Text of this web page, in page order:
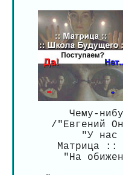
Чему-
/"Евгений
"У нас
Матрица ::
"На